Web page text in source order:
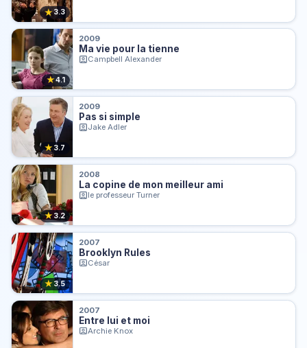
★3.3
★4.1
2009
Ma vie pour la tienne
Campbell Alexander
★ 3.7
2009
Pas si simple
Jake Adler
★3.2
2008
La copine de mon meilleur ami
le professeur Turner
★ 3.5
2007
Brooklyn Rules
César
2007
Entre lui et moi
Archie Knox